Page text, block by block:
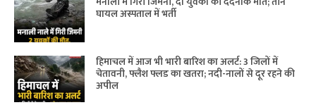
घायल अस्पताल में भर्ती
हिमाचल में आज भी भारी बारिश का अलर्ट: 3 जिलों में
चेतावनी, फ्लैश फ्लड का खतरा; नदी-नालों से दूर रहने की
अपील